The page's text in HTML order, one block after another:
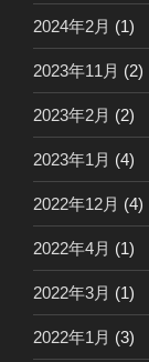
2024年2月 (1)
2023年11月 (2)
2023年2月 (2)
2023年1月 (4)
2022年12月 (4)
2022年4月 (1)
2022年3月 (1)
2022年1月 (3)